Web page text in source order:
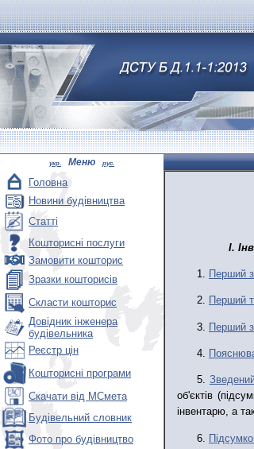
укр. Меню рус.
Головна
Новини будівництва
Статті
Кошторисні послуги
Замовити кошторис
Зразки кошторисів
Скласти кошторис
Довідник інженера
будівельника
Реєстр цін
Кошторисні програми
Скачати від МСмета
Будівельний словник
Фото про будівництво
I.
1. Перший
2. Перший
3. Перший
4.
5.
об'єктів
інвентарю, а
6.